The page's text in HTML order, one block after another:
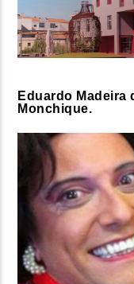
Eduardo Madeira
Monchique.